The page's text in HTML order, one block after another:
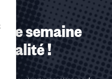
semaine
!